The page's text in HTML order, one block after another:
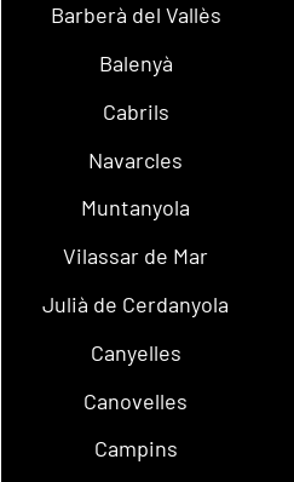
Barberà del Vallès
Balenyà
Cabrils
Navarcles
Muntanyola
Vilassar de Mar
Julià de Cerdanyola
Canyelles
Canovelles
Campins